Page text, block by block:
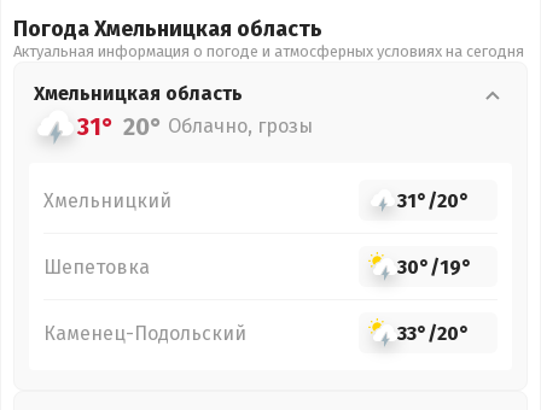
Погода Хмельницкая область
Актуальная информация о погоде и атмосферных условиях на сегодня
Хмельницкая область
31° 20° Облачно, грозы
Хмельницкий 31°/20°
Шепетовка 30°/19°
Каменец-Подольский 33°/20°